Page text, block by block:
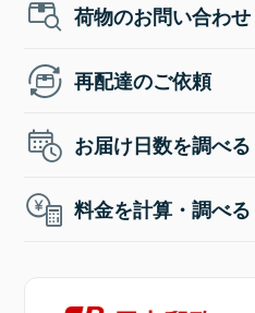
荷物のお問い合わせ
再配達のご依頼
お届け日数を調べる
料金を計算・調べる